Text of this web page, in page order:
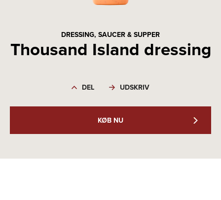
DRESSING, SAUCER & SUPPER
Thousand Island dressing
DEL UDSKRIV
KØB NU